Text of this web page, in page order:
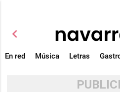
chevron_left
En red Música Letras